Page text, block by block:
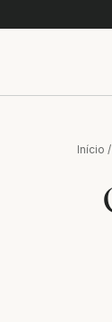
Início /